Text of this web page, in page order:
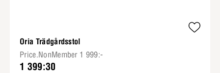
Oria Trädgårdsstol
Price.NonMember 1 999:-
1 399:30